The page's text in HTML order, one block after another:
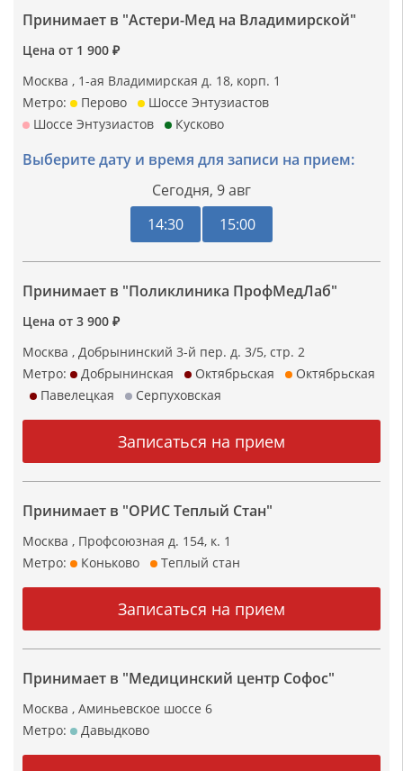
Принимает в "Астери-Мед на Владимирской"
Цена от 1 900 ₽
Москва , 1-ая Владимирская д. 18, корп. 1
Метро:
Перово
Шоссе Энтузиастов
Шоссе Энтузиастов
Кусково
Выберите дату и время для записи на прием:
Сегодня, 9 авг
14:30
15:00
Принимает в "Поликлиника ПрофМедЛаб"
Цена от 3 900 ₽
Москва , Добрынинский 3-й пер. д. 3/5, стр. 2
Метро:
Добрынинская Октябрьская
Октябрьская
Павелецкая
Серпуховская
Принимает в "ОРИС Теплый Стан"
Москва , Профсоюзная д. 154, к. 1
Метро:
Коньково Теплый стан
Принимает в "Медицинский центр Софос"
Москва , Аминьевское шоссе 6
Метро:
Давыдково